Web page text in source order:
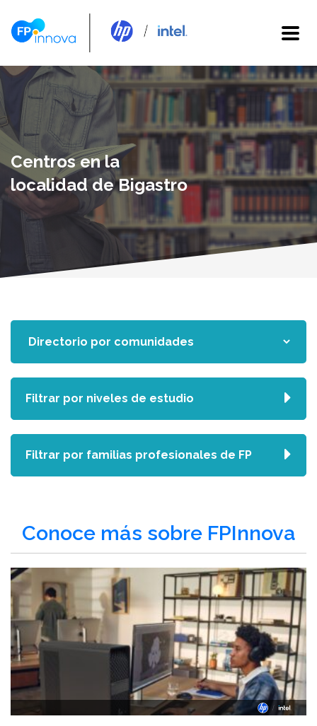
Centros en la
localidad de Bigastro
Conoce más sobre FPInnova
Filtrar por niveles de estudio
Filtrar por familias profesionales de FP